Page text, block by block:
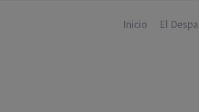
Inicio El